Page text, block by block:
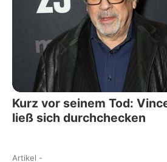
Kurz vor seinem Tod:
ließ sich durchchecken
Artikel -